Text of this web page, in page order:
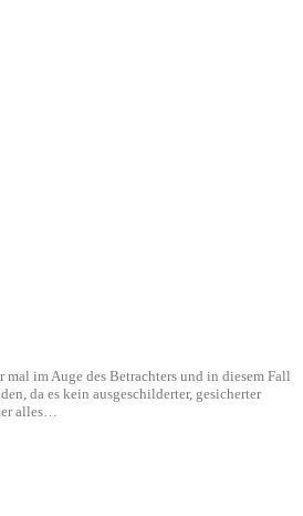
im Auge des Betrachters und in diesem Fall
da es kein ausgeschilderter, gesicherter
alles…